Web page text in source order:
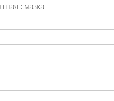
смазка